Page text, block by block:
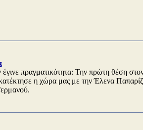
πραγματικότητα: Την πρώτη θέση
η χώρα μας με την Έλενα